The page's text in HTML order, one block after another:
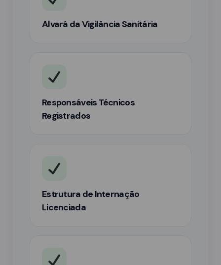
Alvará da Vigilância Sanitária
Responsáveis Técnicos
Registrados
Estrutura de Internação
Licenciada